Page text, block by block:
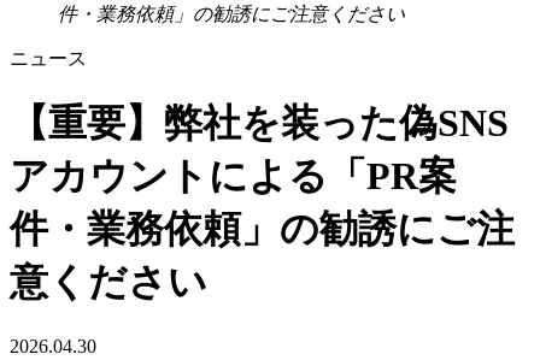
件・業務依頼」の勧誘にご注意ください
ニュース
【重要】弊社を装った偽SNS
アカウントによる「PR案
件・業務依頼」の勧誘にご注
意ください
2026.04.30